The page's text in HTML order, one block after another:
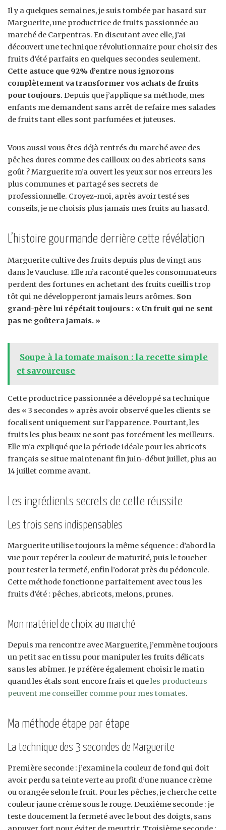
Il y a quelques semaines, je suis tombée par hasard sur
Marguerite, une productrice de fruits passionnée au
marché de Carpentras. En discutant avec elle, j’ai
découvert une technique révolutionnaire pour choisir des
fruits d’été parfaits en quelques secondes seulement.
Cette astuce que 92% d’entre nous ignorons
complètement va transformer vos achats de fruits
pour toujours. Depuis que j’applique sa méthode, mes
enfants me demandent sans arrêt de refaire mes salades
de fruits tant elles sont parfumées et juteuses.
Vous aussi vous êtes déjà rentrés du marché avec des
pêches dures comme des cailloux ou des abricots sans
goût ? Marguerite m’a ouvert les yeux sur nos erreurs les
plus communes et partagé ses secrets de
professionnelle. Croyez-moi, après avoir testé ses
conseils, je ne choisis plus jamais mes fruits au hasard.
L’histoire gourmande derrière cette révélation
Marguerite cultive des fruits depuis plus de vingt ans
dans le Vaucluse. Elle m’a raconté que les consommateurs
perdent des fortunes en achetant des fruits cueillis trop
tôt qui ne développeront jamais leurs arômes. Son
grand-père lui répétait toujours : « Un fruit qui ne sent
pas ne goûtera jamais. »
Soupe à la tomate maison : la recette simple
et savoureuse
Cette productrice passionnée a développé sa technique
des « 3 secondes » après avoir observé que les clients se
focalisent uniquement sur l’apparence. Pourtant, les
fruits les plus beaux ne sont pas forcément les meilleurs.
Elle m’a expliqué que la période idéale pour les abricots
français se situe maintenant fin juin-début juillet, plus au
14 juillet comme avant.
Les ingrédients secrets de cette réussite
Les trois sens indispensables
Marguerite utilise toujours la même séquence : d’abord la
vue pour repérer la couleur de maturité, puis le toucher
pour tester la fermeté, enfin l’odorat près du pédoncule.
Cette méthode fonctionne parfaitement avec tous les
fruits d’été : pêches, abricots, melons, prunes.
Mon matériel de choix au marché
Depuis ma rencontre avec Marguerite, j’emmène toujours
un petit sac en tissu pour manipuler les fruits délicats
sans les abîmer. Je préfère également choisir le matin
quand les étals sont encore frais et queles producteurs
peuvent me conseiller comme pour mes tomates.
Ma méthode étape par étape
La technique des 3 secondes de Marguerite
Première seconde : j’examine la couleur de fond qui doit
avoir perdu sa teinte verte au profit d’une nuance crème
ou orangée selon le fruit. Pour les pêches, je cherche cette
couleur jaune crème sous le rouge. Deuxième seconde : je
teste doucement la fermeté avec le bout des doigts, sans